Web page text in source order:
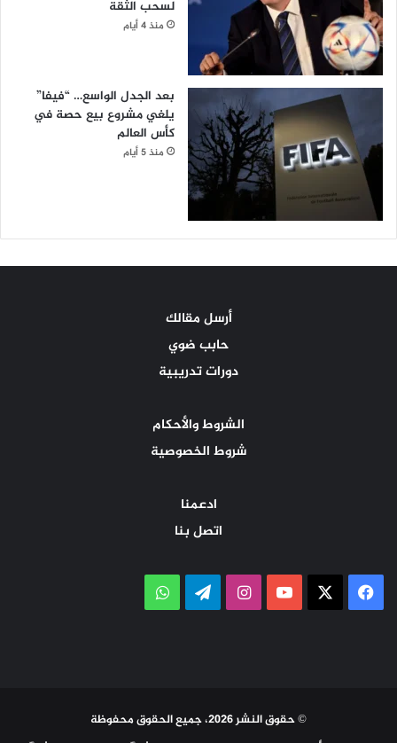
لسحب الثقة
منذ 4 أيام
بعد الجدل الواسع… “فيفا”
يلغي مشروع بيع حصة في
كأس العالم
منذ 5 أيام
أرسل مقالك
حابب ضوي
دورات تدريبية
الشروط والأحكام
شروط الخصوصية
ادعمنا
اتصل بنا
فيسبوك ‫YouTubeانستقرامتيلقرامواتساب
© حقوق النشر 2026، جميع الحقوق محفوظة